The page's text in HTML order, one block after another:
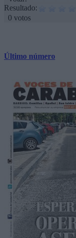
Resultado:
0 votos
Último número